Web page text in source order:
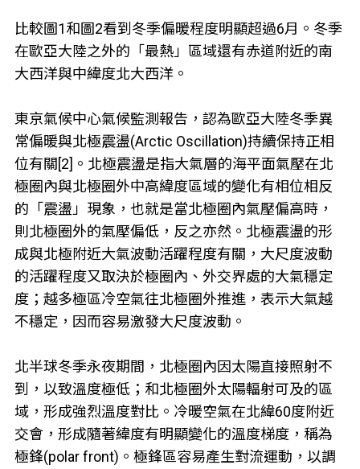
比較圖1和圖2看到冬季偏暖程度明顯超過6月。冬季
在歐亞大陸之外的「最熱」區域還有赤道附近的南
大西洋與中緯度北大西洋。
東京氣候中心氣候監測報告，認為歐亞大陸冬季異
常偏暖與北極震盪(Arctic Oscillation)持續保持正相
位有關[2]。北極震盪是指大氣層的海平面氣壓在北
極圈內與北極圈外中高緯度區域的變化有相位相反
的「震盪」現象，也就是當北極圈內氣壓偏高時，
則北極圈外的氣壓偏低，反之亦然。北極震盪的形
成與北極附近大氣波動活躍程度有關，大尺度波動
的活躍程度又取決於極圈內、外交界處的大氣穩定
度；越多極區冷空氣往北極圈外推進，表示大氣越
不穩定，因而容易激發大尺度波動。
北半球冬季永夜期間，北極圈內因太陽直接照射不
到，以致溫度極低；和北極圈外太陽輻射可及的區
域，形成強烈溫度對比。冷暖空氣在北緯60度附近
交會，形成隨著緯度有明顯變化的溫度梯度，稱為
極鋒(polar front)。極鋒區容易產生對流運動，以調